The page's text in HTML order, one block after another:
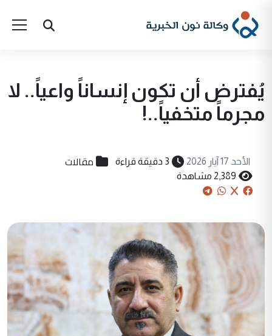
يُفترض أن تكون إنساناً واعياً.. لا
مجرماً متخفياً..!
الأحد 17 آيار 2026 3 دقيقة قراءة مقالات
2,389 مشاهدة